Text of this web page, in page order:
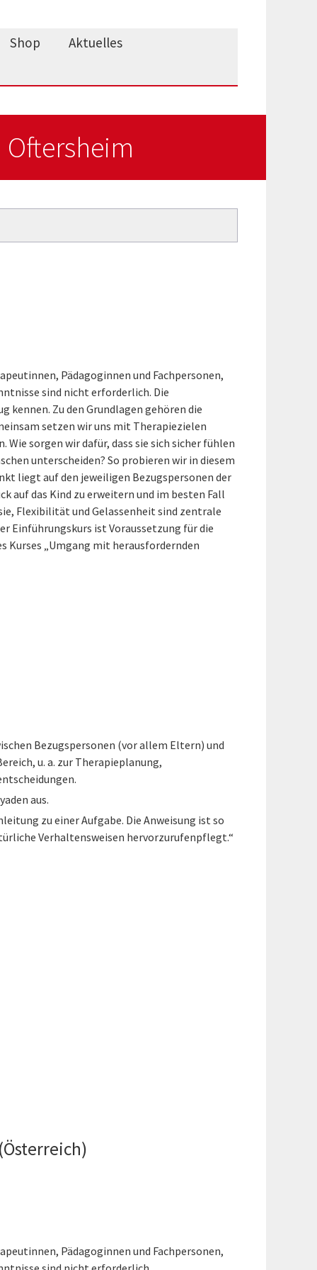
Shop Aktuelles
Pädagoginnen und Fachpersonen,
sind nicht erforderlich. Die
kennen. Zu den Grundlagen gehören die
setzen wir uns mit Therapiezielen
sorgen wir dafür, dass sie sich sicher fühlen
unterscheiden? So probieren wir in diesem
liegt auf den jeweiligen Bezugspersonen der
auf das Kind zu erweitern und im besten Fall
Flexibilität und Gelassenheit sind zentrale
Einführungskurs ist Voraussetzung für die
Kurses „Umgang mit herausfordernden
Bezugspersonen (vor allem Eltern) und
u. a. zur Therapieplanung,
aus.
zu einer Aufgabe. Die Anweisung ist so
Verhaltensweisen hervorzurufenpflegt.“
Pädagoginnen und Fachpersonen,